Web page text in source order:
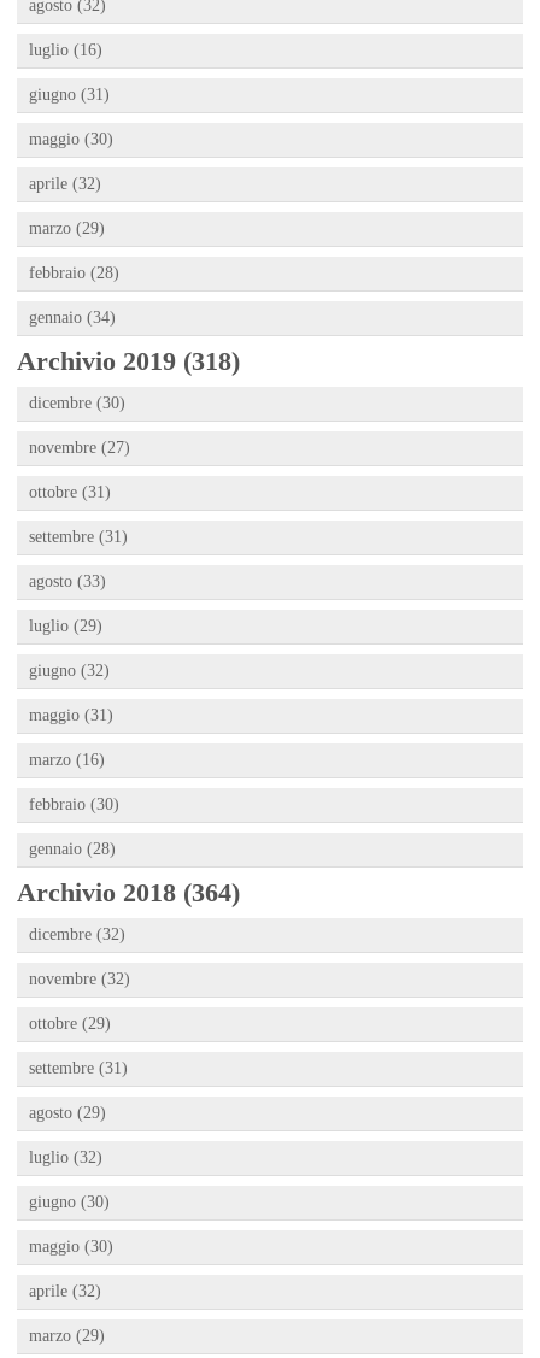
agosto (32)
luglio (16)
giugno (31)
maggio (30)
aprile (32)
marzo (29)
febbraio (28)
gennaio (34)
Archivio 2019 (318)
dicembre (30)
novembre (27)
ottobre (31)
settembre (31)
agosto (33)
luglio (29)
giugno (32)
maggio (31)
marzo (16)
febbraio (30)
gennaio (28)
Archivio 2018 (364)
dicembre (32)
novembre (32)
ottobre (29)
settembre (31)
agosto (29)
luglio (32)
giugno (30)
maggio (30)
aprile (32)
marzo (29)